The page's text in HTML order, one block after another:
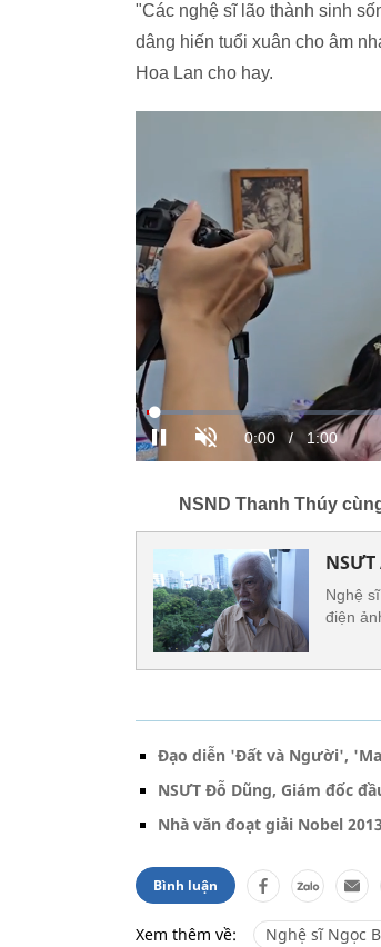
"Các nghệ sĩ lão thành sinh
dâng hiến tuổi xuân cho âm
Hoa Lan cho hay.
NSND Thanh Thúy
Nghệ
điện
Đạo diễn 'Đất và Người',
NSƯT Đỗ Dũng, Giám đốc
Nhà văn đoạt giải Nobel
Bình luận
Xem thêm về: Nghệ sĩ Ngọc